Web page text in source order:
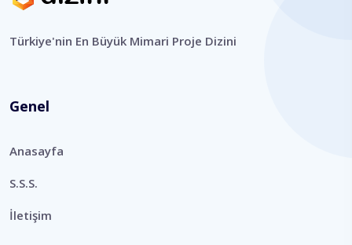
Türkiye'nin En Büyük Mimari Proje Dizini
Genel
Anasayfa
S.S.S.
İletişim